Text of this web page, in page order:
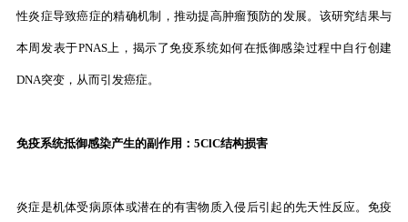
性炎症导致癌症的精确机制，推动提高肿瘤预防的发展。该研究结果与
本周发表于PNAS上，揭示了免疫系统如何在抵御感染过程中自行创建
DNA突变，从而引发癌症。
免疫系统抵御感染产生的副作用：5ClC结构损害
炎症是机体受病原体或潜在的有害物质入侵后引起的先天性反应。免疫